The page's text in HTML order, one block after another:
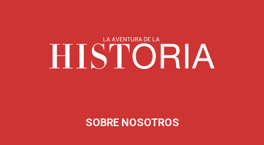
SOBRE NOSOTROS